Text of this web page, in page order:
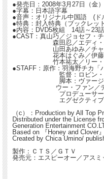
●発売日：2008年3月27日（金）
●字幕：日本語字幕
●音声：オリジナル中国語 (ド
●特典：封入特典（ブックレッ
●内容：DVD5枚組 14話～23
●CAST：真山巧／ジョセフ・
森田忍／エディ・
山田あゆみ／チャン
花本はぐみ／伊藤千
竹本祐太／リー・グ
●STAFF：原作：羽海野チカ「
監督：ロビン・リー
脚本：ヴァージニア・
ウー・ファン／デン
プロデューサー：ヴ
エグゼクティブ・プロ
（c）：Production by All Top
Distributed under the License
Generation Entertainment
Based on 『Honey and Clover』
Created by Chica Umino/
製作：ＣＴＳ／ＧＴＶ
発売元：エスピーオー／アスミ